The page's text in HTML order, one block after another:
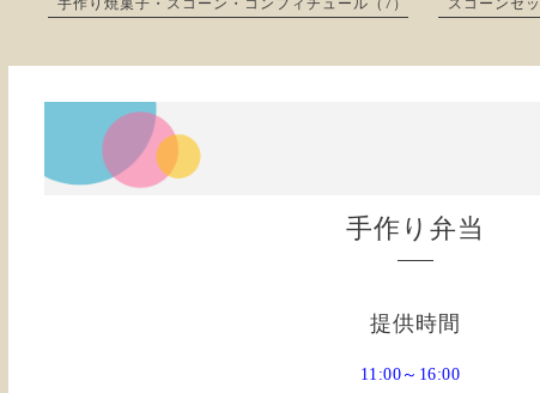
手作り焼菓子・スコーン・コンフィチュール（7） スコーンセッ
手作り弁当
提供時間
11:00～16:00